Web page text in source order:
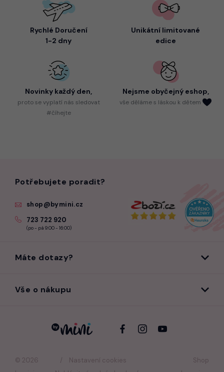
Rychlé Doručení
1-2 dny
Unikátní limitované
edice
Novinky každý den,
protose vyplatí nás sledovat
#číhejte
Nejsme obyčejný eshop,
vše děláme s láskou k dětem
© 2026
Nastavení cookies
Shop
Potřebujete poradit?
shop@bymini.cz
723 722 920
(po - pá 9:00 - 16:00)
Máte dotazy?
Vše o nákupu